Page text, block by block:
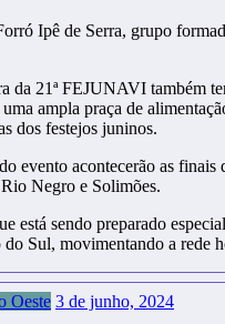
Ipê de Serra, grupo
21ª FEJUNAVI também
ampla praça de
dos festejos juninos.
evento acontecerão as
Negro e Solimões.
está sendo preparado
Sul, movimentando a rede
Oeste 3 de junho, 2024